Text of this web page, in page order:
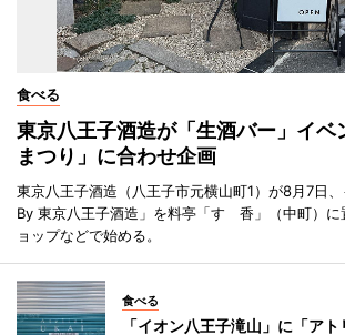
食べる
東京八王子酒造が「生酒バー」イ
まつり」に合わせ企画
東京八王子酒造（八王子市元横山町1）が8月7日
By 東京八王子酒造」を料亭「すゞ香」（中町）
ョップなどで始める。
食べる
「イオン八王子滝山」に「ア